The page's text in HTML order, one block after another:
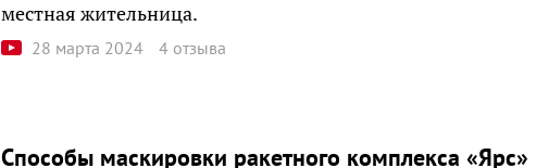
местная жительница.
28 марта 2024 4 отзыва
Способы маскировки ракетного комплекса «Ярс»